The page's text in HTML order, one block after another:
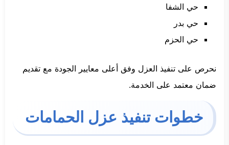
حي الشفا
حي بدر
حي الحزم
نحرص على تنفيذ العزل وفق أعلى معايير الجودة مع تقديم
ضمان معتمد على الخدمة.
خطوات تنفيذ عزل الحمامات